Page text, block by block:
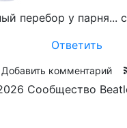
перебор у парня...
Ответить
Добавить комментарий
Сообщество